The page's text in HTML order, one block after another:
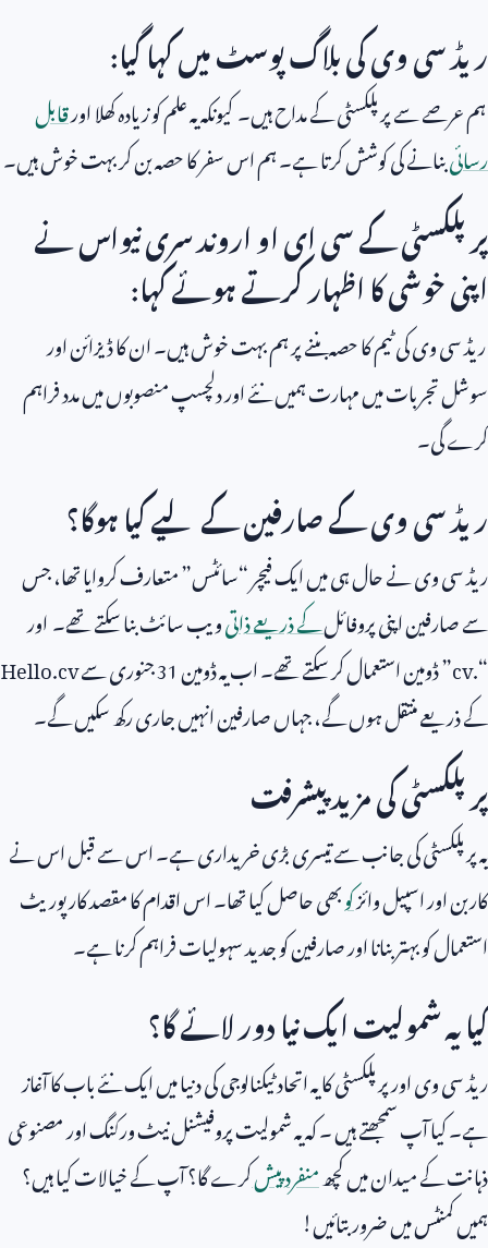
ریڈ سی وی کی بلاگ پوسٹ میں کہا گیا:
ہم عرصے سے پرپلکسٹی کے مداح ہیں۔ کیونکہ یہ علم کو زیادہ کھلا اورقابل
رسائیبنانے کی کوشش کرتا ہے۔ ہم اس سفر کا حصہ بن کر بہت خوش ہیں۔
پرپلکسٹی کے سی ای او اروند سری نیواس نے
اپنی خوشی کا اظہار کرتے ہوئے کہا:
ریڈ سی وی کی ٹیم کا حصہ بننے پر ہم بہت خوش ہیں۔ ان کا ڈیزائن اور
سوشل تجربات میں مہارت ہمیں نئے اور دلچسپ منصوبوں میں مدد فراہم
کرے گی۔
ریڈ سی وی کے صارفین کے لیے کیا ہوگا؟
ریڈ سی وی نے حال ہی میں ایک فیچر “سائٹس” متعارف کروایا تھا، جس
سے صارفین اپنی پروفائلکے ذریعے ذاتیویب سائٹ بنا سکتے تھے۔ اور
“.
cv” ڈومین استعمال کر سکتے تھے۔ اب یہ ڈومین31جنوری سےHello.cv
کے ذریعے منتقل ہوں گے، جہاں صارفین انہیں جاری رکھ سکیں گے۔
پرپلکسٹی کی مزید پیشرفت
یہ پرپلکسٹی کی جانب سے تیسری بڑی خریداری ہے۔ اس سے قبل اس نے
کاربن اور اسپیل وائزکوبھی حاصل کیا تھا۔ اس اقدام کا مقصد کارپوریٹ
استعمال کو بہتر بنانا اور صارفین کو جدید سہولیات فراہم کرنا ہے۔
کیا یہ شمولیت ایک نیا دور لائے گا؟
ریڈ سی وی اور پرپلکسٹی کا یہ اتحاد ٹیکنالوجی کی دنیا میں ایک نئے باب کا آغاز
ہے۔ کیا آپ سمجھتے ہیں ۔ کہ یہ شمولیت پروفیشنل نیٹ ورکنگ اور مصنوعی
ذہانت کے میدان میں کچھمنفرد پیشکرے گا؟ آپ کے خیالات کیا ہیں؟
ہمیں کمنٹس میں ضرور بتائیں!